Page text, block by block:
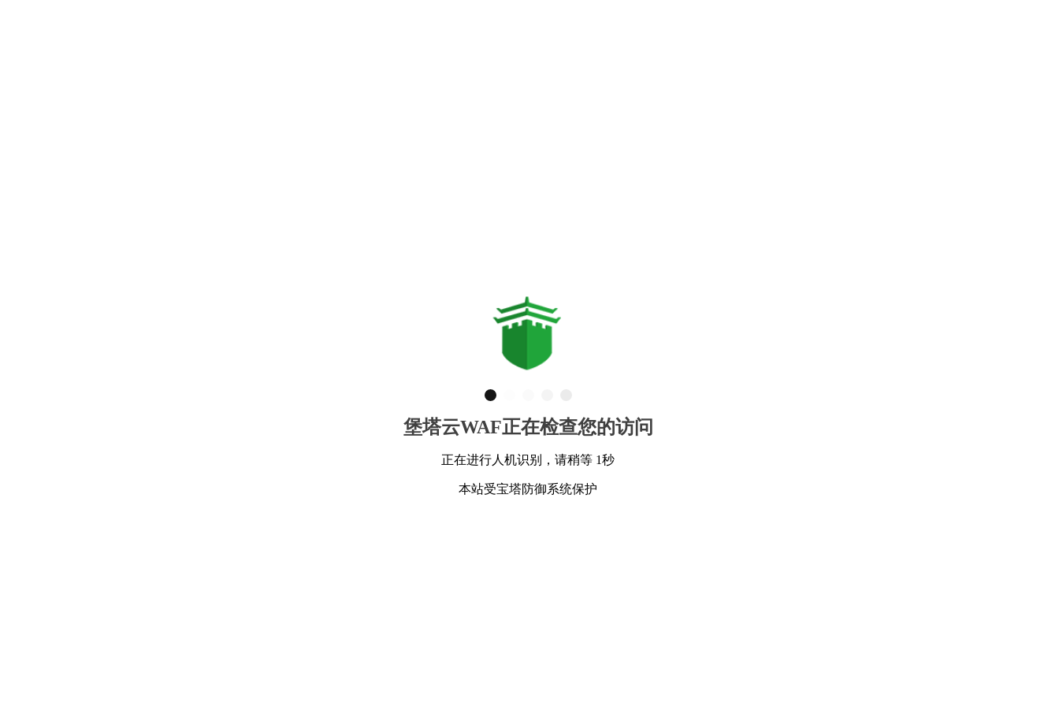
堡塔云WAF正在检查您的访问
正在进行人机识别，请稍等 1秒
本站受宝塔防御系统保护